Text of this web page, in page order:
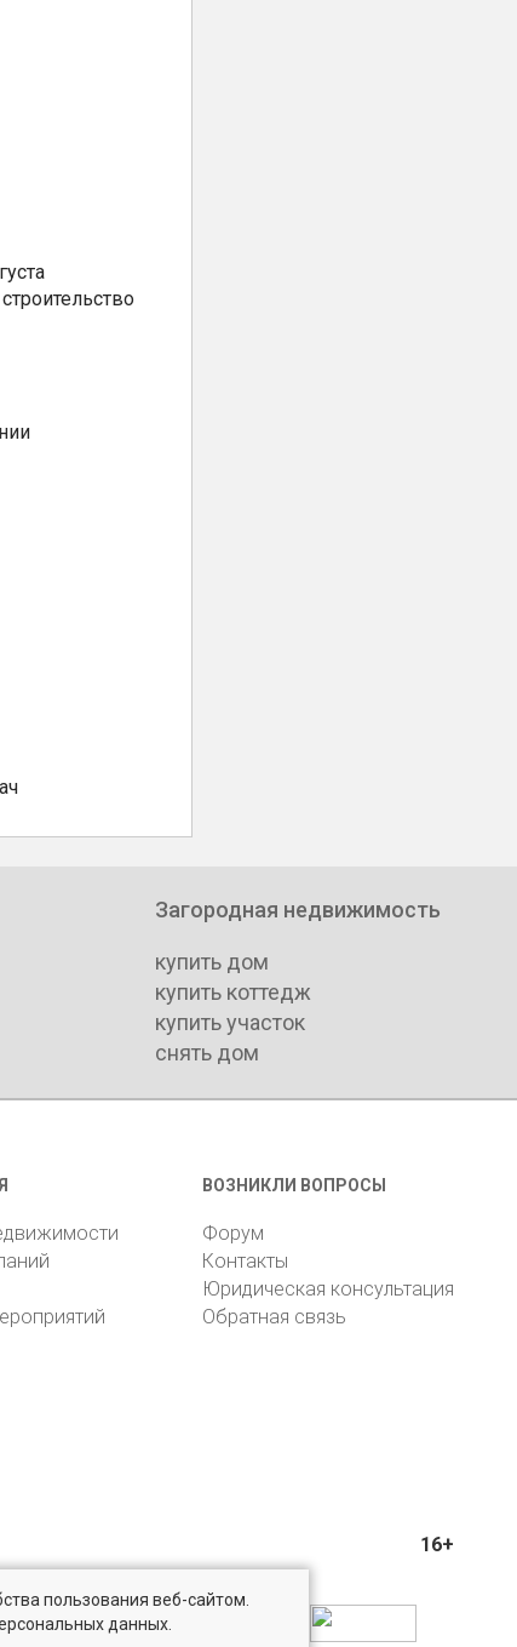
Загородная недвижимость
купить дом
купить коттедж
купить участок
снять дом
ВОЗНИКЛИ ВОПРОСЫ
Форум
Контакты
Юридическая консультация
Обратная связь
16+
пользования веб-сайтом.
данных.